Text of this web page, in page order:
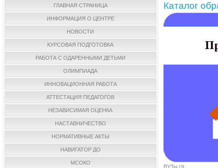
ГЛАВНАЯ СТРАНИЦА
ИНФОРМАЦИЯ О ЦЕНТРЕ
НОВОСТИ
КУРСОВАЯ ПОДГОТОВКА
РАБОТА С ОДАРЕННЫМИ ДЕТЬМИ
ОЛИМПИАДА
ИННОВАЦИОННАЯ РАБОТА
АТТЕСТАЦИЯ ПЕДАГОГОВ
НЕЗАВИСИМАЯ ОЦЕНКА
НАСТАВНИЧЕСТВО
НОРМАТИВНЫЕ АКТЫ
НАВИГАТОР ДО
МСОКО
Каталог
ВУЗы [3]